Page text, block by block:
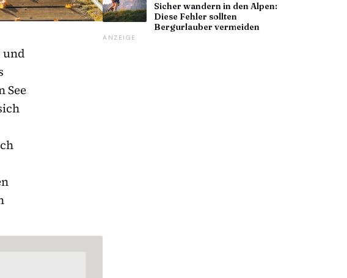
und
See
Sicher wandern in den Alpen:
Diese Fehler sollten
Bergurlauber vermeiden
ANZEIGE